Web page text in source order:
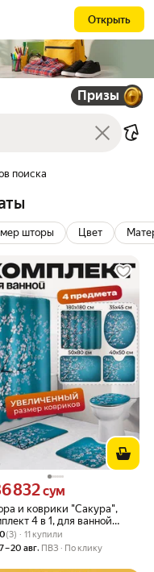
Открыть
Призы
поиска
шторы Цвет
и коврики "Сакура",
4 в 1, для ванной
786832 сум вместо
832сум
товара: 5.0 из 5
(3) · 11 купили
(3) · 11 купили
– 20 авг, ПВЗ По клику